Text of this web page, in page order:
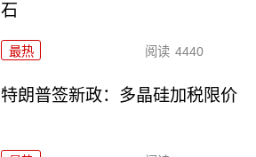
石
最热 阅读 4440
特朗普签新政：多晶硅加税限价